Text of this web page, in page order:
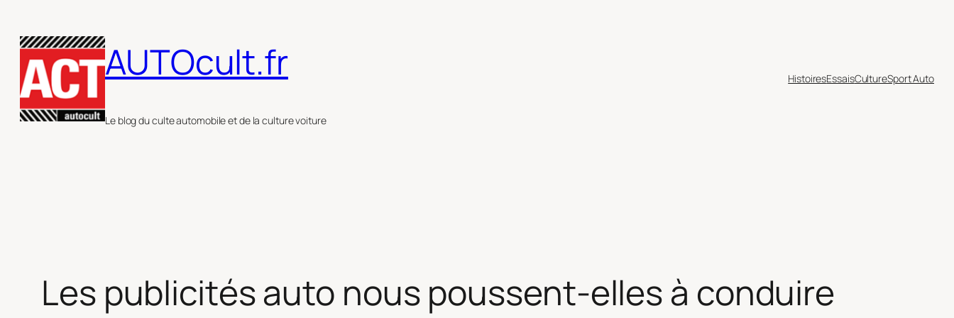
au
contenu
AUTOcult.fr
Le blog du culte automobile et de la culture voiture
HistoiresEssaisCultureSport Auto
Les publicités auto nous poussent-elles à conduire